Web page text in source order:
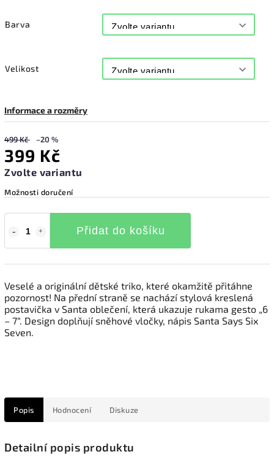
Barva
Velikost
Informace a rozměry
499 Kč –20 %
399 Kč
Zvolte variantu
Možnosti doručení
Přidat do košíku
Veselé a originální dětské triko, které okamžitě přitáhne
pozornost! Na přední straně se nachází stylová kreslená
postavička v Santa oblečení, která ukazuje rukama gesto „6
– 7“. Design doplňují sněhové vločky, nápis Santa Says Six
Seven.
Popis Hodnocení Diskuze
Detailní popis produktu